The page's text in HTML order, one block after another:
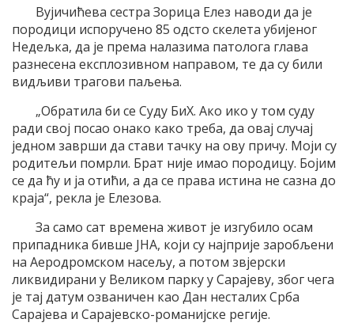
Вујичићева сестра Зорица Елез наводи да је
породици испоручено 85 одсто скелета убијеног
Недељка, да је према налазима патолога глава
разнесена експлозивном направом, те да су били
видљиви трагови паљења.
„Обратила би се Суду БиХ. Ако ико у том суду
ради свој посао онако како треба, да овај случај
једном заврши да стави тачку на ову причу. Моји су
родитељи помрли. Брат није имао породицу. Бојим
се да ћу и ја отићи, а да се права истина не сазна до
краја“, рекла је Елезова.
За само сат времена живот је изгубило осам
припадника бивше ЈНА, који су најприје заробљени
на Аеродромском насељу, а потом звјерски
ликвидирани у Великом парку у Сарајеву, због чега
је тај датум озваничен као Дан несталих Срба
Сарајева и Сарајевско-романијске регије.